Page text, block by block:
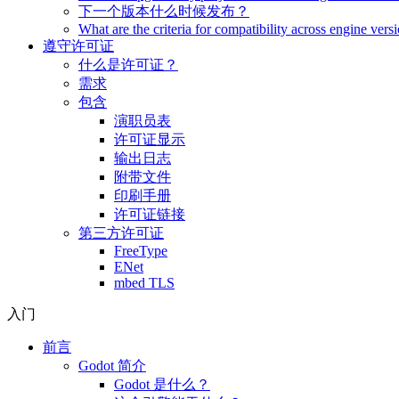
下一个版本什么时候发布？
What are the criteria for compatibility across engine
遵守许可证
什么是许可证？
需求
包含
演职员表
许可证显示
输出日志
附带文件
印刷手册
许可证链接
第三方许可证
FreeType
ENet
mbed TLS
入门
前言
Godot 简介
Godot 是什么？